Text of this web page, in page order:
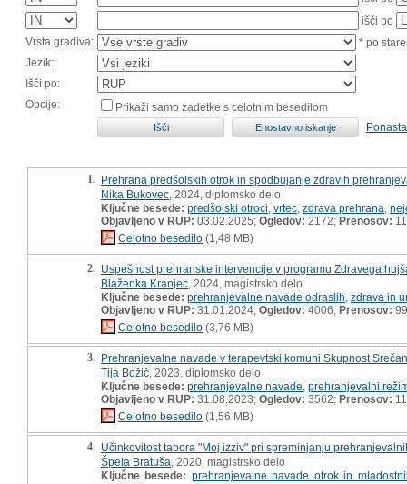
išči po
Vrsta gradiva:
* po
Jezik:
Išči po:
Opcije:
Prikaži samo zadetke s celotnim besedilom
1. Prehrana predšolskih otrok in spodbujanje zdravih
Nika Bukovec , 2024, diplomsko delo
Ključne besede: predšolski otroci vrtec zdrava prehrana
Objavljeno v RUP: 03.02.2025; Ogledov: 2172; Prenosov:
Celotno besedilo (1,48 MB)
2. Uspešnost prehranske intervencije v programu Zdravega
Blaženka Kranjec , 2024, magistrsko delo
Ključne besede: prehranjevalne navade odraslih zdrava in
Objavljeno v RUP: 31.01.2024; Ogledov: 4006; Prenosov: 99
Celotno besedilo (3,76 MB)
3. Prehranjevalne navade v terapevtski komuni Skupnost
Tija Božič , 2023, diplomsko delo
Ključne besede: prehranjevalne navade prehranjevalni
Objavljeno v RUP: 31.08.2023; Ogledov: 3562; Prenosov:
Celotno besedilo (1,56 MB)
4. Učinkovitost tabora "Moj izziv" pri spreminjanju
Špela Bratuša , 2020, magistrsko delo
Ključne besede: prehranjevalne navade otrok in